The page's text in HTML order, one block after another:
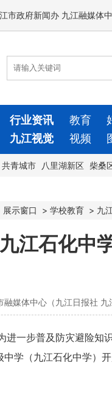
市政府新闻办 九江融媒体
行业资讯 教育
九江视觉 视频
共青城市 八里湖新区 柴桑
展示窗口 > 学校教育 > 九
江石化中
融媒体中心（九江日报社
进一步普及防灾避险知
学（九江石化中学）